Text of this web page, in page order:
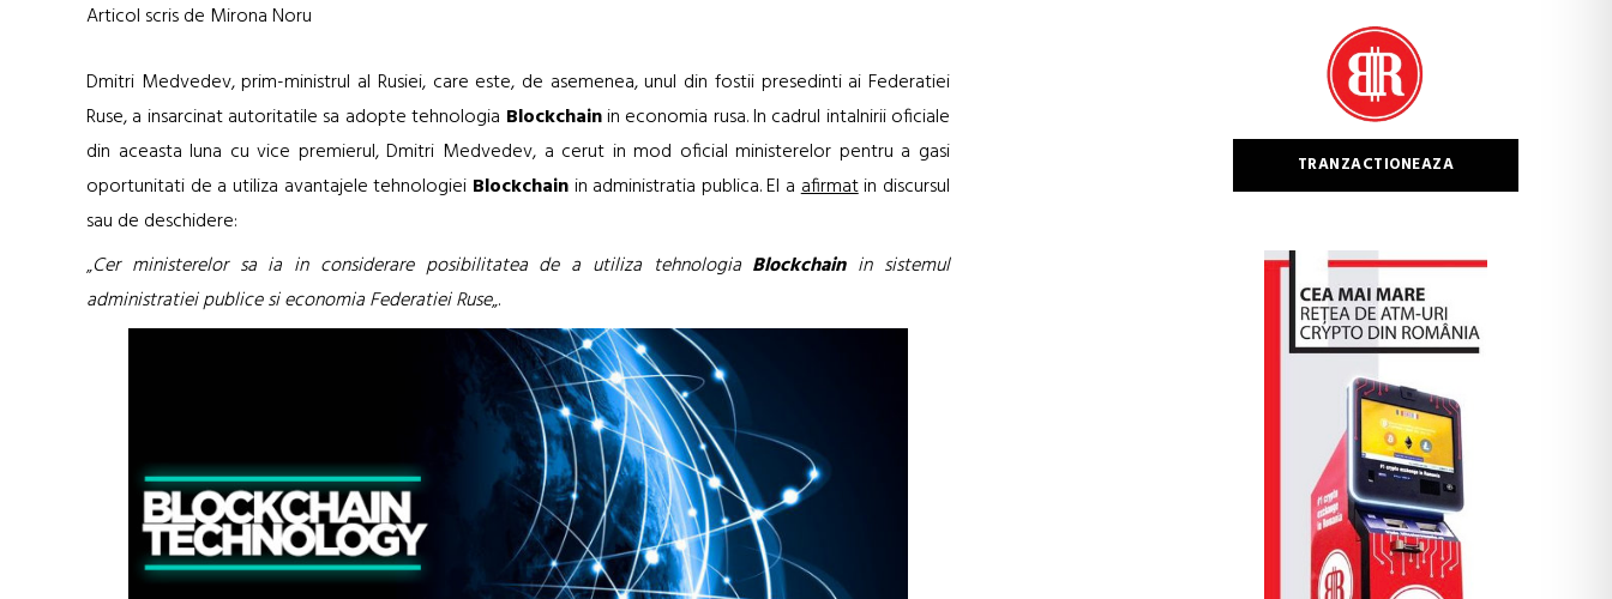
Articol scris de Mirona Noru
Dmitri Medvedev, prim-ministrul al Rusiei, care este, de asemenea, unul din fostii presedinti ai Federatiei
Ruse, a insarcinat autoritatile sa adopte tehnologia Blockchainin economia rusa. In cadrul intalnirii oficiale
din aceasta luna cu vice premierul, Dmitri Medvedev, a cerut in mod oficial ministerelor pentru a gasi
oportunitati de a utiliza avantajele tehnologiei Blockchainin administratia publica. El aafirmatin discursul
sau de deschidere:
„Cer ministerelor sa ia in considerare posibilitatea de a utiliza tehnologia Blockchainin sistemul
administratiei publice si economia Federatiei Ruse„.
TRANZACTIONEAZA